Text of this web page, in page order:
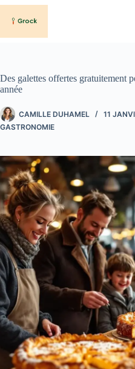
Passer
contenu
Des galettes offertes gratuitement
année
CAMILLE DUHAMEL
11
GASTRONOMIE